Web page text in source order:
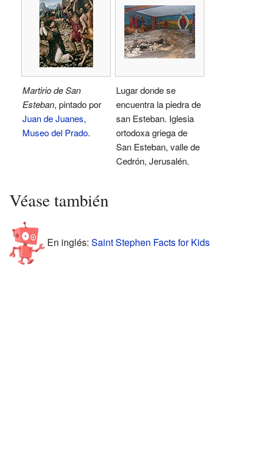
Martirio de San
Esteban, pintado por
Juan de Juanes,
Museo del Prado.
Lugar donde se
encuentra la piedra de
san Esteban. Iglesia
ortodoxa griega de
San Esteban, valle de
Cedrón, Jerusalén.
Véase también
En inglés: Saint Stephen Facts for Kids